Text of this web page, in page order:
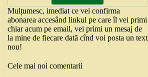
Mulțumesc, imediat ce vei confirma
abonarea accesând linkul pe care îl vei primi
chiar acum pe email, vei primi un mesaj de
la mine de fiecare dată cînd voi posta un text
nou!
Cele mai noi comentarii